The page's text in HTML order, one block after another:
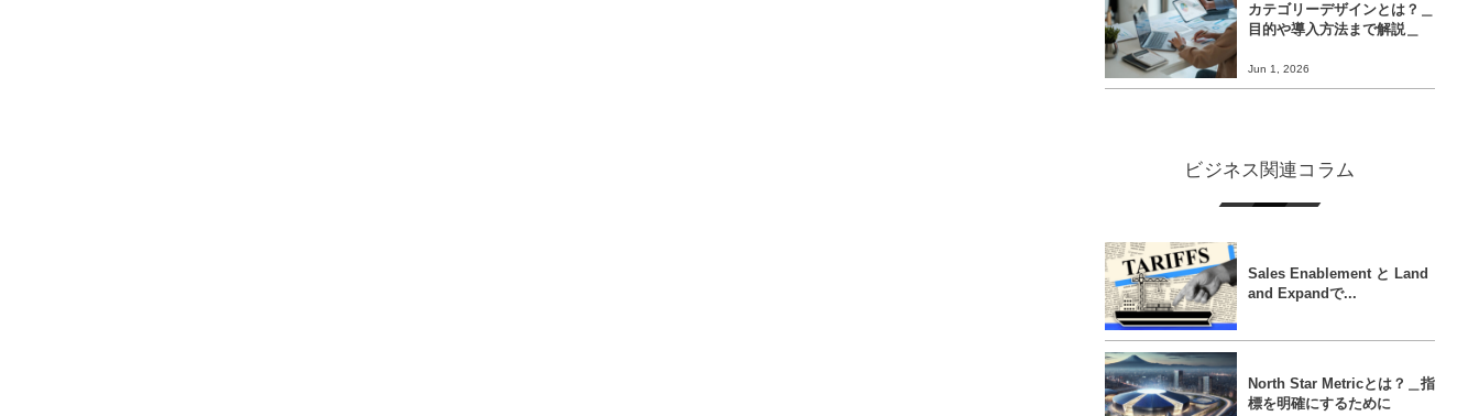
カテゴリーデザインとは？＿
目的や導入方法まで解説＿
Jun 1, 2026
ビジネス関連コラム
Sales Enablement と Land
and Expandで...
North Star Metricとは？＿指
標を明確にするために